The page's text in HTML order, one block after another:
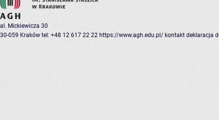
al. Mickiewicza 30
30-059 Kraków tel: +48 12 617 22 22 https://www.agh.edu.pl/ kontakt deklaracja